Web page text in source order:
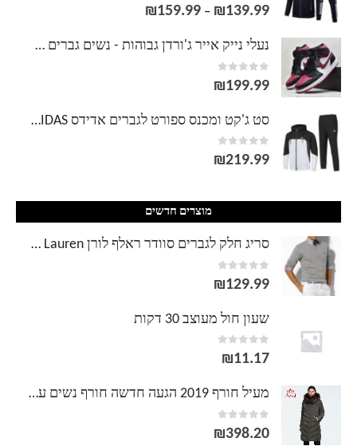
0
out of 5
₪139.99
–
₪159.99
נעלי נייק אייר ג'ורדן גבוהות - נשים גברים NIKE AIR JORDAN
0
out of 5
₪199.99
סט ג'קט ומכנס ספורט לגברים אדידס ADIDAS
0
out of 5
₪219.99
מוצרים חדשים
סריג חלק לגברים סוודר ראלף לורן Ralph Lauren
0
out of 5
₪129.99
שעון חול מעוצב 30 דקות
0
out of 5
₪11.17
מעיל חורף 2019 הגעה חדשה חורף נשים עם צווארון פרווה בגדים רופפים הלבשה עליונה מעיל חורף נשים איכותי FR-2160
0
out of 5
₪398.20